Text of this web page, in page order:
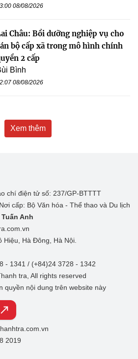
08/08/2026
Châu: Bồi dưỡng nghiệp vụ cho
bộ cấp xã trong mô hình chính
2 cấp
Bình
08/08/2026
Xem thêm
chí điện tử số: 237/GP-BTTTT
cấp: Bộ Văn hóa - Thể thao và Du lịch
Anh
Hà Đông, Hà Nội.
- 1341 / (+84)24 3728 - 1342
tra, All rights reserved
quyền nội dung trên website này
2019